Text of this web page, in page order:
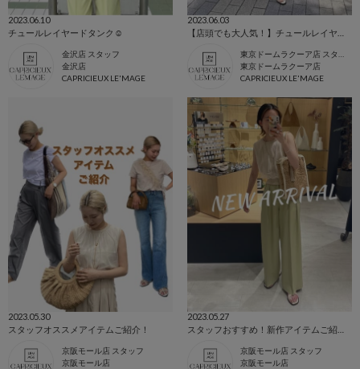
2023.06.10
チュールレイヤードタンク☺︎
金沢店 スタッフ
金沢店
CAPRICIEUX LE'MAGE
2023.06.03
東京ドームラクーア店
CAPRICIEUX LE'MAGE
2023.05.30
スタッフオススメアイテムご紹介！
京阪モール店 スタッフ
京阪モール店
2023.05.27
京阪モール店 スタッフ
京阪モール店